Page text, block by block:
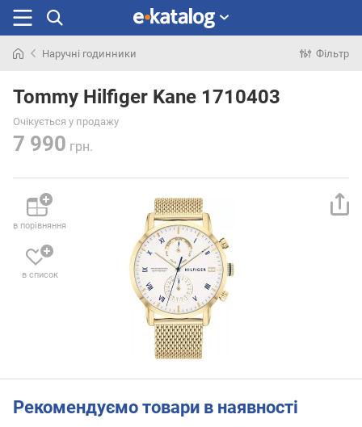
раніше
Наручні годинники Фільтр
Tommy Hilfiger Kane 1710403
Очікується у продажу
7 990 грн.
в порівняння
в список
Рекомендуємо товари в наявності